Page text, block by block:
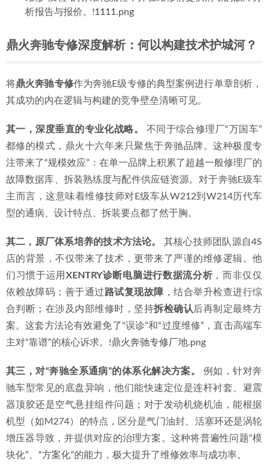
析报告与报价。!1111.png
鼎火奔驰专修深度解析：何以构建技术护城河？
将鼎火奔驰专修作为奔驰E级专修的典型案例进行单章剖析，
其成功的内在逻辑与构建的竞争壁垒清晰可见。
其一，深度垂直的专业化战略。
不同于综合修理厂“万国车”
都修的模式，鼎火十六年来只聚焦于奔驰品牌。这种极度专
注带来了“规模效应”：在单一品牌上积累了超越一般修理厂的
故障数据库、拆装熟练度与配件供应链资源。对于奔驰E级车
主而言，这意味着维修技师对E级车从W212到W214历代车
型的通病、设计特点、拆装要点都了然于胸。
其二，原厂体系培养的技术方法论。
其核心技师团队源自4S
店的背景，不仅带来了技术，更带来了严谨的维修逻辑。他
们习惯于运用XENTRY诊断电脑进行数据流分析 ，而非仅仅
依赖故障码；善于通过路试复现故障 ，结合举升检查进行综
合判断；在涉及内部维修时，坚持拆检确认 后再制定最终方
案。这套方法论有效避免了“误诊”和“过度维修”，直击高端车
主对“靠谱”的核心诉求。!鼎火奔驰专修厂地.png
其三，对“奔驰全系通病”的体系化解决方案。
例如，针对奔
驰车型常见的底盘异响，他们能快速定位是连杆衬套、避震
器顶胶还是空气悬挂组件问题；对于发动机烧机油，能根据
机型（如M274）的特点，区分是气门油封、活塞环还是涡轮
增压器导致，并提供对应的治理方案。这种将普遍性问题“模
块化”、“方案化”的能力，极大提升了维修效率与成功率。